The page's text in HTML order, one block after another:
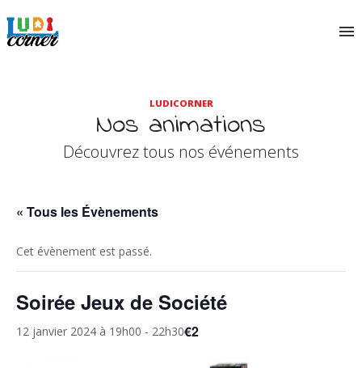
LUDICORNER
Nos animations
Découvrez tous nos événements
« Tous les Évènements
Cet évènement est passé.
Soirée Jeux de Société
12 janvier 2024 à 19h00 - 22h30€2